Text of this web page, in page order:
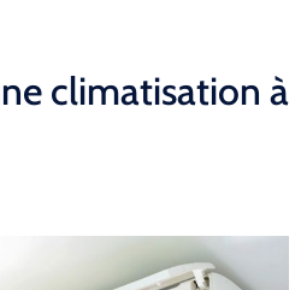
climatisation à